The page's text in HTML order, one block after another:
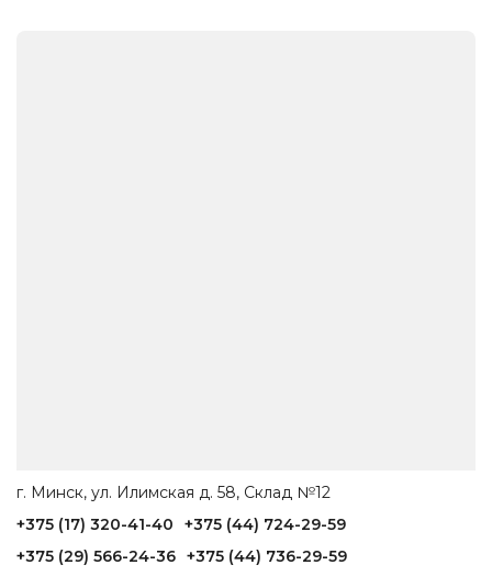
г. Минск, ул. Илимская д. 58, Склад №12
+375 (17) 320-41-40
+375 (44) 724-29-59
+375 (29) 566-24-36 +375 (44) 736-29-59